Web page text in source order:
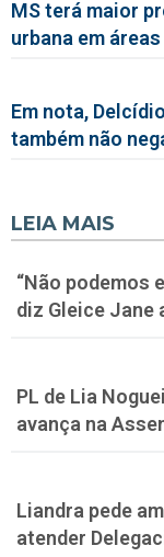
MS terá maior
urbana em
Em nota,
também não
LEIA MAIS
“Não podemos
diz Gleice Jane
PL de Lia
avança na
Liandra pede
atender